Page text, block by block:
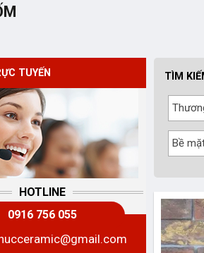
TUYẾN
HOTLINE
0916 756 055
TÌM
Bề